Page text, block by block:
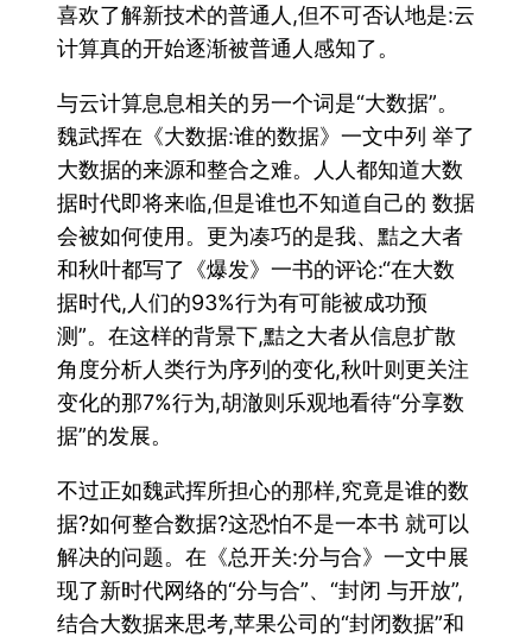
喜欢了解新技术的普通人,但不可否认地是:云
计算真的开始逐渐被普通人感知了。
与云计算息息相关的另一个词是“大数据”。
魏武挥在《大数据:谁的数据》一文中列 举了
大数据的来源和整合之难。人人都知道大数
据时代即将来临,但是谁也不知道自己的 数据
会被如何使用。更为凑巧的是我、黠之大者
和秋叶都写了《爆发》一书的评论:“在大数
据时代,人们的93%行为有可能被成功预
测”。在这样的背景下,黠之大者从信息扩散
角度分析人类行为序列的变化,秋叶则更关注
变化的那7%行为,胡澈则乐观地看待“分享数
据”的发展。
不过正如魏武挥所担心的那样,究竟是谁的数
据?如何整合数据?这恐怕不是一本书 就可以
解决的问题。在《总开关:分与合》一文中展
现了新时代网络的“分与合”、“封闭 与开放”,
结合大数据来思考,苹果公司的“封闭数据”和